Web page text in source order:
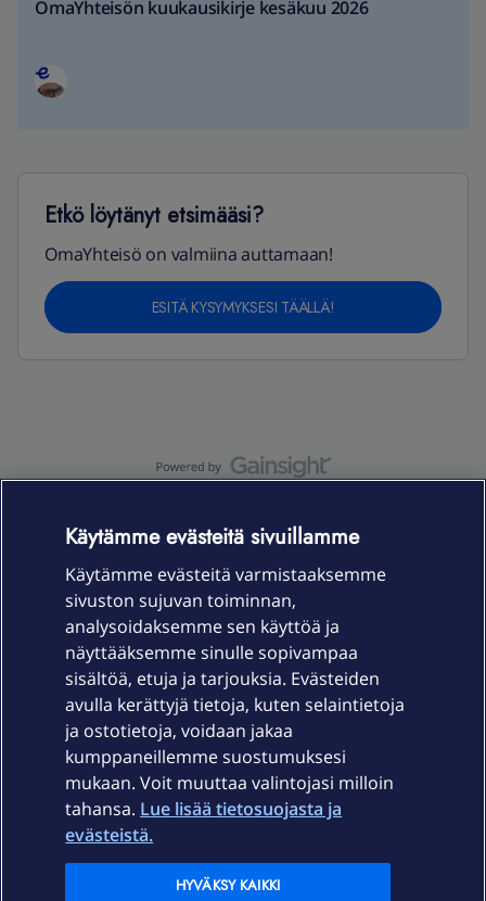
OmaYhteisön kuukausikirje kesäkuu 2026
Etkö löytänyt etsimääsi?
OmaYhteisö on valmiina auttamaan!
ESITÄ KYSYMYKSESI TÄÄLLÄ!
Laitteet & liittymät
Palvelut
Ajankohtaista
Elisa Oyj
Käytämme evästeitä sivuillamme
Käytämme evästeitä varmistaaksemme
sivuston sujuvan toiminnan,
analysoidaksemme sen käyttöä ja
näyttääksemme sinulle sopivampaa
sisältöä, etuja ja tarjouksia. Evästeiden
avulla kerättyjä tietoja, kuten selaintietoja
ja ostotietoja, voidaan jakaa
kumppaneillemme suostumuksesi
mukaan. Voit muuttaa valintojasi milloin
tahansa. Lue lisää tietosuojasta ja
evästeistä.
HYVÄKSY KAIKKI